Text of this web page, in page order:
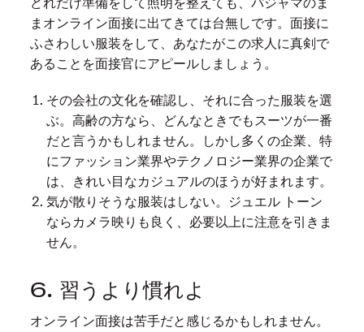
まオンライン面接に出てきては台無しです。面接に
ふさわしい服装をして、あなたがこの求人に真剣で
あることを面接官にアピールしましょう。
その会社の文化を確認し、それに合った服装を選
ぶ。高齢の方なら、どんなときでもスーツが一番
だと言うかもしれません。しかし多くの企業、特
にファッション業界やテクノロジー業界の企業で
は、きれい目なカジュアルのほうが好まれます。
気が散りそうな服装はしない。ジュエル トーン
ならカメラ映りも良く、必要以上に注意を引きま
せん。
6. 習うより慣れよ
オンライン面接は苦手だと感じるかもしれません。